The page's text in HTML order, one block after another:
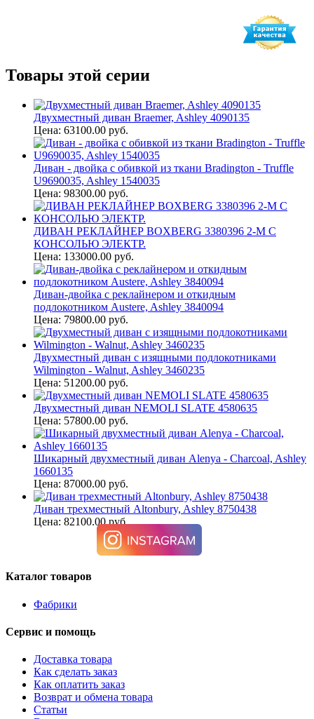
Товары этой серии
Двухместный диван Braemer, Ashley 4090135
Цена: 63100.00 руб.
Диван - двойка с обивкой из ткани Bradington - Truffle
U9690035, Ashley 1540035
Цена: 98300.00 руб.
ДИВАН РЕКЛАЙНЕР BOXBERG 3380396 2-М С
КОНСОЛЬЮ ЭЛЕКТР.
Цена: 133000.00 руб.
Диван-двойка с реклайнером и откидным
подлокотником Austere, Ashley 3840094
Цена: 79800.00 руб.
Двухместный диван с изящными подлокотниками
Wilmington - Walnut, Ashley 3460235
Цена: 51200.00 руб.
Двухместный диван NEMOLI SLATE 4580635
Цена: 57800.00 руб.
Шикарный двухместный диван Alenya - Charcoal, Ashley
1660135
Цена: 87000.00 руб.
Диван трехместный Altonbury, Ashley 8750438
Цена: 82100.00 руб.
Каталог товаров
Фабрики
Сервис и помощь
Доставка товара
Как сделать заказ
Как оплатить заказ
Возврат и обмена товара
Статьи